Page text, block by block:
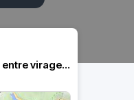
Les crêtres vosgiennes, entre virages et paysages...